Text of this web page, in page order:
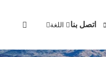
اتصل بنا
اللغة